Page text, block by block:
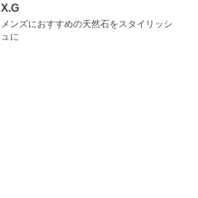
X.G
メンズにおすすめの天然石をスタイリッシ
ュに